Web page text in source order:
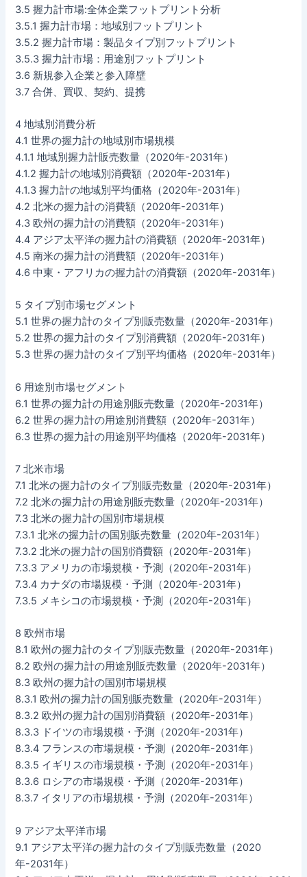
3.5 握力計市場:全体企業フットプリント分析
3.5.1 握力計市場：地域別フットプリント
3.5.2 握力計市場：製品タイプ別フットプリント
3.5.3 握力計市場：用途別フットプリント
3.6 新規参入企業と参入障壁
3.7 合併、買収、契約、提携
4 地域別消費分析
4.1 世界の握力計の地域別市場規模
4.1.1 地域別握力計販売数量（2020年-2031年）
4.1.2 握力計の地域別消費額（2020年-2031年）
4.1.3 握力計の地域別平均価格（2020年-2031年）
4.2 北米の握力計の消費額（2020年-2031年）
4.3 欧州の握力計の消費額（2020年-2031年）
4.4 アジア太平洋の握力計の消費額（2020年-2031年）
4.5 南米の握力計の消費額（2020年-2031年）
4.6 中東・アフリカの握力計の消費額（2020年-2031年）
5 タイプ別市場セグメント
5.1 世界の握力計のタイプ別販売数量（2020年-2031年）
5.2 世界の握力計のタイプ別消費額（2020年-2031年）
5.3 世界の握力計のタイプ別平均価格（2020年-2031年）
6 用途別市場セグメント
6.1 世界の握力計の用途別販売数量（2020年-2031年）
6.2 世界の握力計の用途別消費額（2020年-2031年）
6.3 世界の握力計の用途別平均価格（2020年-2031年）
7 北米市場
7.1 北米の握力計のタイプ別販売数量（2020年-2031年）
7.2 北米の握力計の用途別販売数量（2020年-2031年）
7.3 北米の握力計の国別市場規模
7.3.1 北米の握力計の国別販売数量（2020年-2031年）
7.3.2 北米の握力計の国別消費額（2020年-2031年）
7.3.3 アメリカの市場規模・予測（2020年-2031年）
7.3.4 カナダの市場規模・予測（2020年-2031年）
7.3.5 メキシコの市場規模・予測（2020年-2031年）
8 欧州市場
8.1 欧州の握力計のタイプ別販売数量（2020年-2031年）
8.2 欧州の握力計の用途別販売数量（2020年-2031年）
8.3 欧州の握力計の国別市場規模
8.3.1 欧州の握力計の国別販売数量（2020年-2031年）
8.3.2 欧州の握力計の国別消費額（2020年-2031年）
8.3.3 ドイツの市場規模・予測（2020年-2031年）
8.3.4 フランスの市場規模・予測（2020年-2031年）
8.3.5 イギリスの市場規模・予測（2020年-2031年）
8.3.6 ロシアの市場規模・予測（2020年-2031年）
8.3.7 イタリアの市場規模・予測（2020年-2031年）
9 アジア太平洋市場
9.1 アジア太平洋の握力計のタイプ別販売数量（2020
年-2031年）